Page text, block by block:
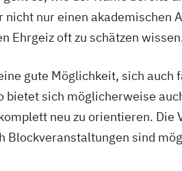
nur einen akademischen
Ehrgeiz oft zu schätzen
gute Möglichkeit, sich
bietet sich möglicherweise
neu zu orientieren.
Blockveranstaltungen sind